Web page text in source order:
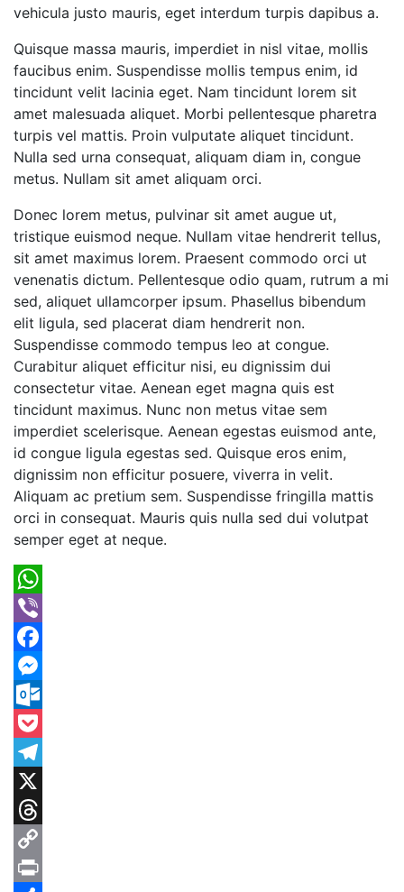
vehicula justo mauris, eget interdum turpis dapibus a.
Quisque massa mauris, imperdiet in nisl vitae, mollis
faucibus enim. Suspendisse mollis tempus enim, id
tincidunt velit lacinia eget. Nam tincidunt lorem sit
amet malesuada aliquet. Morbi pellentesque pharetra
turpis vel mattis. Proin vulputate aliquet tincidunt.
Nulla sed urna consequat, aliquam diam in, congue
metus. Nullam sit amet aliquam orci.
Donec lorem metus, pulvinar sit amet augue ut,
tristique euismod neque. Nullam vitae hendrerit tellus,
sit amet maximus lorem. Praesent commodo orci ut
venenatis dictum. Pellentesque odio quam, rutrum a mi
sed, aliquet ullamcorper ipsum. Phasellus bibendum
elit ligula, sed placerat diam hendrerit non.
Suspendisse commodo tempus leo at congue.
Curabitur aliquet efficitur nisi, eu dignissim dui
consectetur vitae. Aenean eget magna quis est
tincidunt maximus. Nunc non metus vitae sem
imperdiet scelerisque. Aenean egestas euismod ante,
id congue ligula egestas sed. Quisque eros enim,
dignissim non efficitur posuere, viverra in velit.
Aliquam ac pretium sem. Suspendisse fringilla mattis
orci in consequat. Mauris quis nulla sed dui volutpat
semper eget at neque.
WhatsApp
Viber
Facebook
Messenger
Outlook.com
Pocket
Telegram
X
Threads
Copy